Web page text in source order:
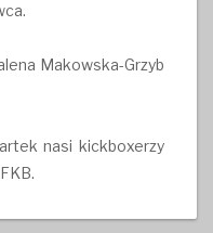
Makowska-Grzyb
nasi kickboxerzy